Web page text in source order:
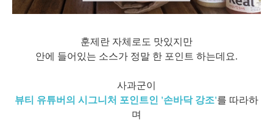
훈제란 자체로도 맛있지만
안에 들어있는 소스가 정말 한 포인트 하는데요.
사과군이
뷰티 유튜버의 시그니처 포인트인 '손바닥 강조'를 따라하
며